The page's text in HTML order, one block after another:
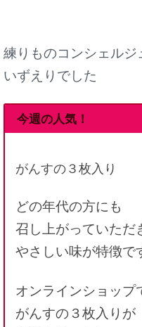
練りものコンシェルジ
いずえりでした
今週の人気！
がんすの３枚入り
どの年代の方にも
召し上がっていただ
やさしい味が特徴で
オンラインショップ
がんすの３枚入りが